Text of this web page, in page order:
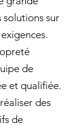
solutions sur
de
et qualifiée.
des
de